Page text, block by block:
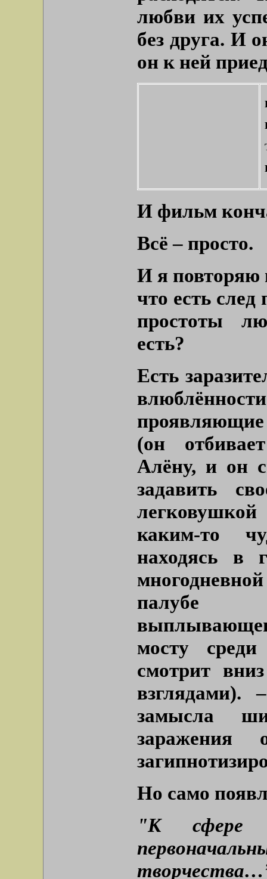
любви их
без друга. И
он к ней
И фильм
Всё – просто.
И я повторяю
что есть след
простоты
есть?
Есть
(он
Алёну, и он
задавить
каким-то
находясь в
палубе
мосту
смотрит
взглядами).
замысла
заражения
Но само
"К сфере